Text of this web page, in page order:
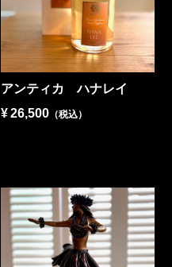
アンティカ ハナレイ
¥26,500 （税込）